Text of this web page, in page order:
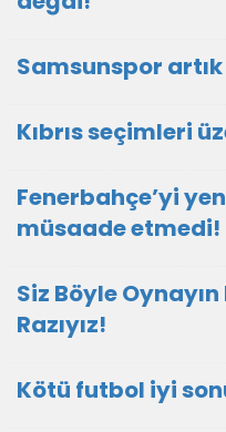
Samsunspor
Kıbrıs seçimleri
Fenerbahçe’yi
müsaade etmedi!
Siz Böyle
Razıyız!
Kötü futbol iyi